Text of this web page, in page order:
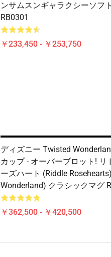
ンサムスンギャラクシーソフ
RB0301
￥233,450 - ￥253,750
ディズニー Twisted
カップ - オーバーブロット! リ
ーズハート (Riddle
Wonderland) クラシックマグ
￥362,500 - ￥420,500